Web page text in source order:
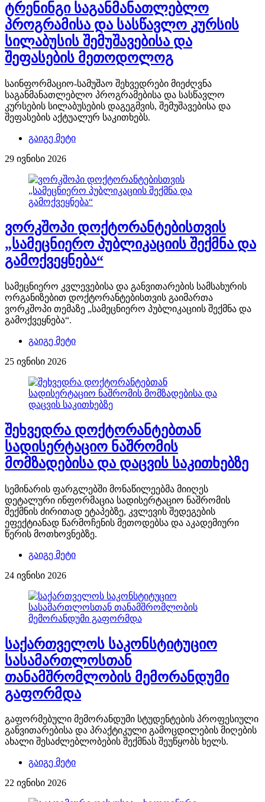
ტრენინგი საგანმანათლებლო
პროგრამისა და სასწავლო კურსის
სილაბუსის შემუშავებისა და
შეფასების მეთოდოლოგ
საინფორმაციო-სამუშაო შეხვედრები მიეძღვნა
საგანმანათლებლო პროგრამებისა და სასწავლო
კურსების სილაბუსების დაგეგმვის, შემუშავებისა და
შეფასების აქტუალურ საკითხებს.
გაიგე მეტი
29 ივნისი 2026
ვორკშოპი დოქტორანტებისთვის
„სამეცნიერო პუბლიკაციის შექმნა და
გამოქვეყნება“
სამეცნიერო კვლევებისა და განვითარების სამსახურის
ორგანიზებით დოქტორანტებისთვის გაიმართა
ვორკშოპი თემაზე „სამეცნიერო პუბლიკაციის შექმნა და
გამოქვეყნება“.
გაიგე მეტი
25 ივნისი 2026
შეხვედრა დოქტორანტებთან
სადისერტაციო ნაშრომის
მომზადებისა და დაცვის საკითხებზე
სემინარის ფარგლებში მონაწილეებმა მიიღეს
დეტალური ინფორმაცია სადისერტაციო ნაშრომის
შექმნის ძირითად ეტაპებზე, კვლევის შედეგების
ეფექტიანად წარმოჩენის მეთოდებსა და აკადემიური
წერის მოთხოვნებზე.
გაიგე მეტი
24 ივნისი 2026
საქართველოს საკონსტიტუციო
სასამართლოსთან
თანამშრომლობის მემორანდუმი
გაფორმდა
გაფორმებული მემორანდუმი სტუდენტების პროფესიული
განვითარებისა და პრაქტიკული გამოცდილების მიღების
ახალი შესაძლებლობების შექმნას შეუწყობს ხელს.
გაიგე მეტი
22 ივნისი 2026